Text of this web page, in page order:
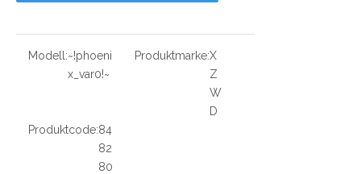
Modell:~!phoeni
x_var0!~
Produktmarke:X
Z
W
D
Produktcode:84
82
80